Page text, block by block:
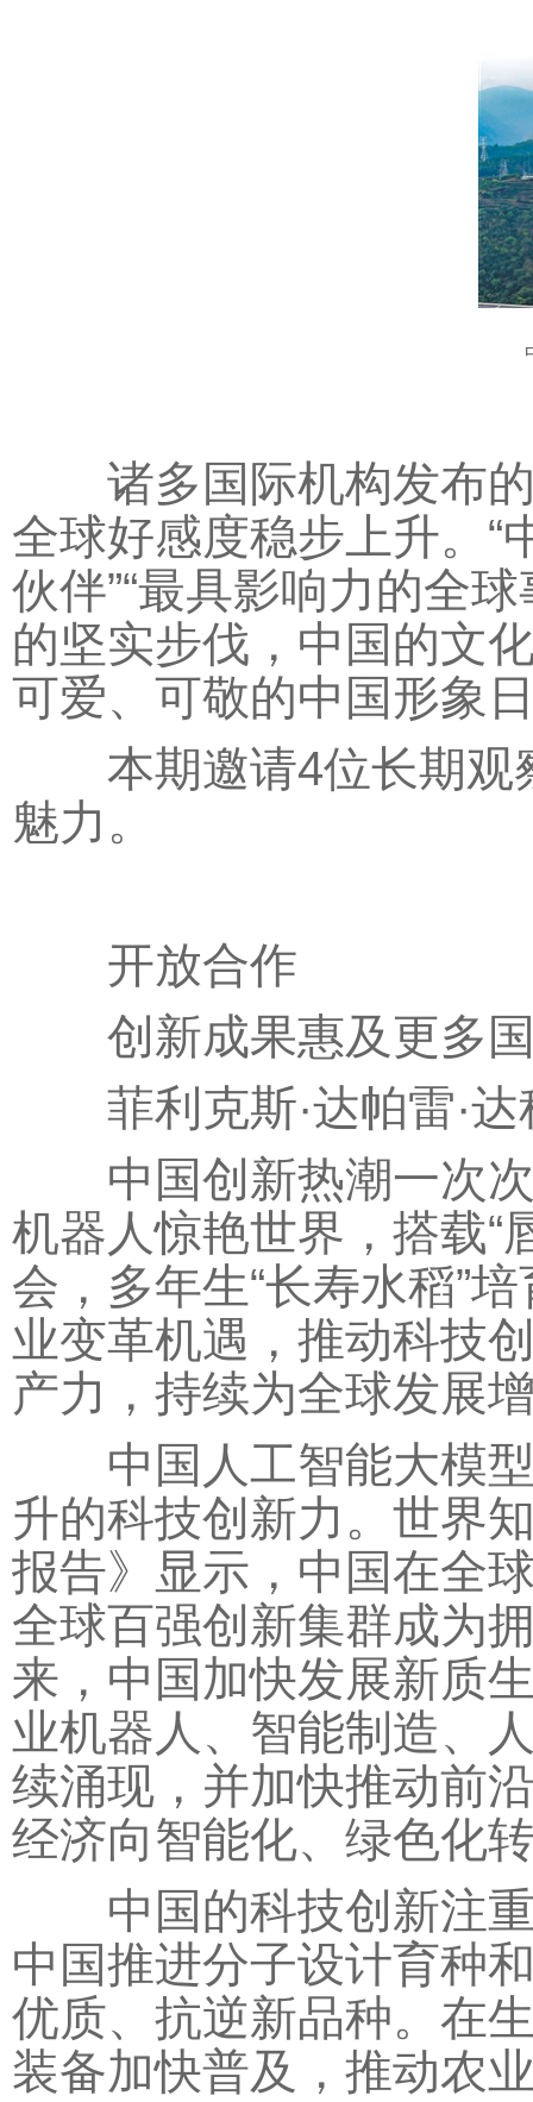
中
诸多国际机构发布的
全球好感度稳步上升。“
伙伴”“最具影响力的全
的坚实步伐，中国的文
可爱、可敬的中国形象
本期邀请4位长期观
魅力。
开放合作
创新成果惠及更多国
菲利克斯·达帕雷·达
中国创新热潮一次次
机器人惊艳世界，搭载“
会，多年生“长寿水稻”
业变革机遇，推动科技
产力，持续为全球发展
中国人工智能大模型
升的科技创新力。世界
报告》显示，中国在全
全球百强创新集群成为
来，中国加快发展新质
业机器人、智能制造、
续涌现，并加快推动前
经济向智能化、绿色化
中国的科技创新注重
中国推进分子设计育种
优质、抗逆新品种。在
装备加快普及，推动农